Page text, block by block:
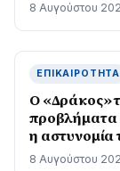
8 Αυγούστου
ΕΠΙΚΑΙΡΌΤΗΤΑ
Ο «Δράκος»
προβλήματα
η αστυνομία
ελεύθερο
8 Αυγούστου